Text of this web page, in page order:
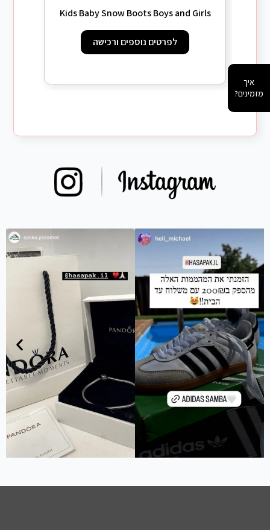
Kids Baby Snow Boots Boys and Girls
לפרטים נוספים ורכישה
איך
מזמינים?